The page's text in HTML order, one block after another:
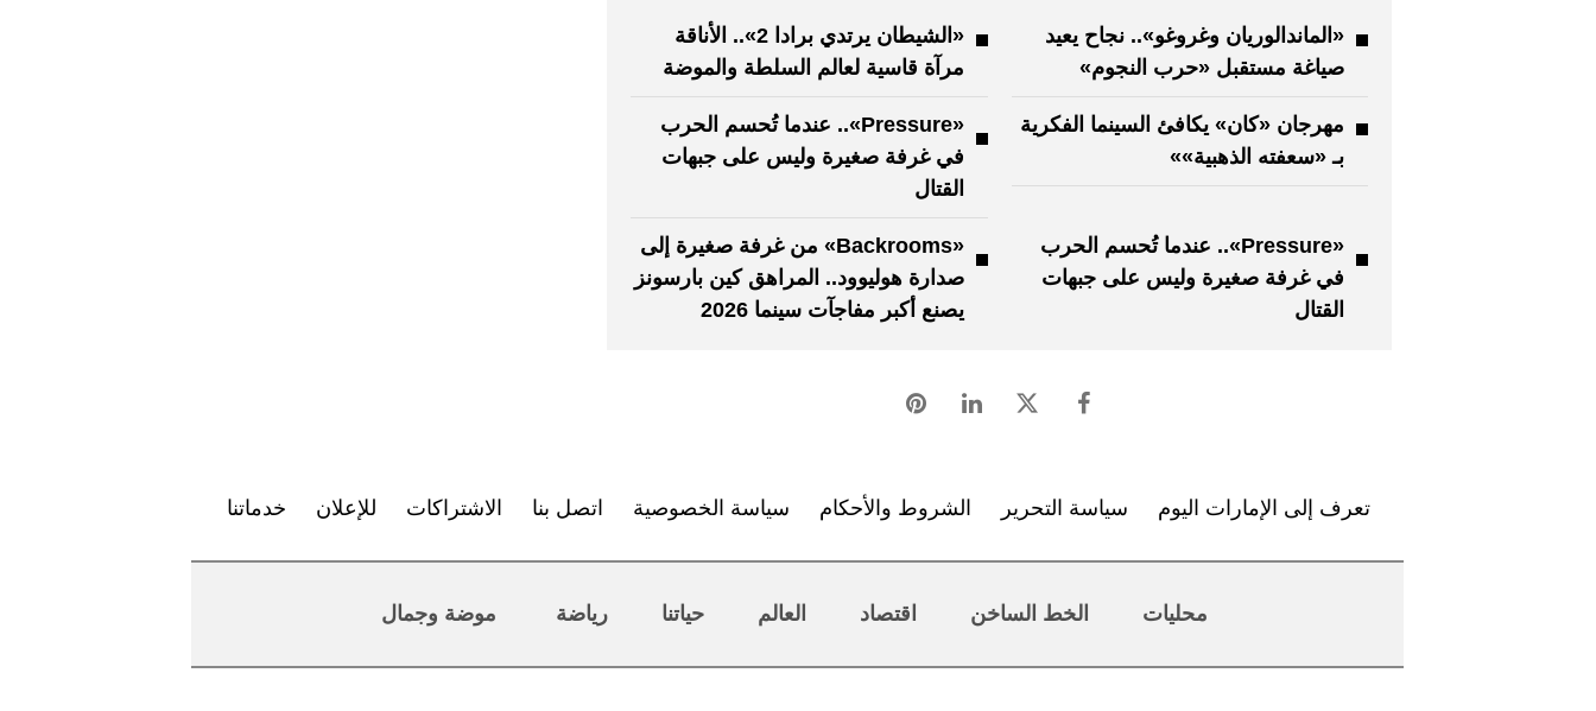
«الماندالوريان وغروغو».. نجاح يعيد
صياغة مستقبل «حرب النجوم»
«الشيطان يرتدي برادا 2».. الأناقة
مرآة قاسية لعالم السلطة والموضة
مهرجان «كان» يكافئ السينما الفكرية
بـ «سعفته الذهبية»»
«Pressure».. عندما تُحسم الحرب
في غرفة صغيرة وليس على جبهات
القتال
«Pressure».. عندما تُحسم الحرب
في غرفة صغيرة وليس على جبهات
القتال
«Backrooms» من غرفة صغيرة إلى
صدارة هوليوود.. المراهق كين بارسونز
يصنع أكبر مفاجآت سينما 2026
تعرف إلى الإمارات اليوم سياسة التحرير الشروط والأحكام سياسة الخصوصية اتصل بنا الاشتراكات للإعلان خدماتنا
محليات الخط الساخن اقتصاد العالم حياتنا رياضة موضة وجمال